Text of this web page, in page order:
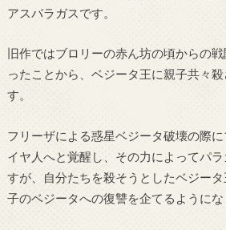
アスパラガスです。
旧作ではブロリーの赤ん坊の頃からの
ったことから、ベジータ王に親子共々
す。
フリーザによる惑星ベジータ破壊の際
イヤ人へと覚醒し、その力によってパ
すが、自分たちを殺そうとしたベジー
子のベジータへの復讐を企てるようにな